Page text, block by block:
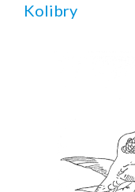
Kolibry